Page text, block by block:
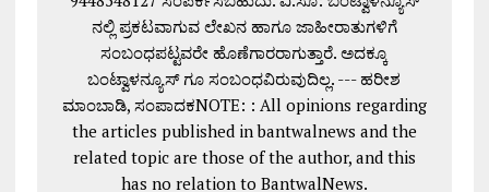
ನಲ್ಲಿ ಪ್ರಕಟವಾಗುವ ಲೇಖನ ಹಾಗೂ ಜಾಹೀರಾತುಗಳಿಗೆ
ಸಂಬಂಧಪಟ್ಟವರೇ ಹೊಣೆಗಾರರಾಗುತ್ತಾರೆ. ಅದಕ್ಕೂ
ಬಂಟ್ವಾಳನ್ಯೂಸ್ ಗೂ ಸಂಬಂಧವಿರುವುದಿಲ್ಲ. --- ಹರೀಶ
ಮಾಂಬಾಡಿ, ಸಂಪಾದಕNOTE: : All opinions regarding
the articles published in bantwalnews and the
related topic are those of the author, and this
has no relation to BantwalNews.